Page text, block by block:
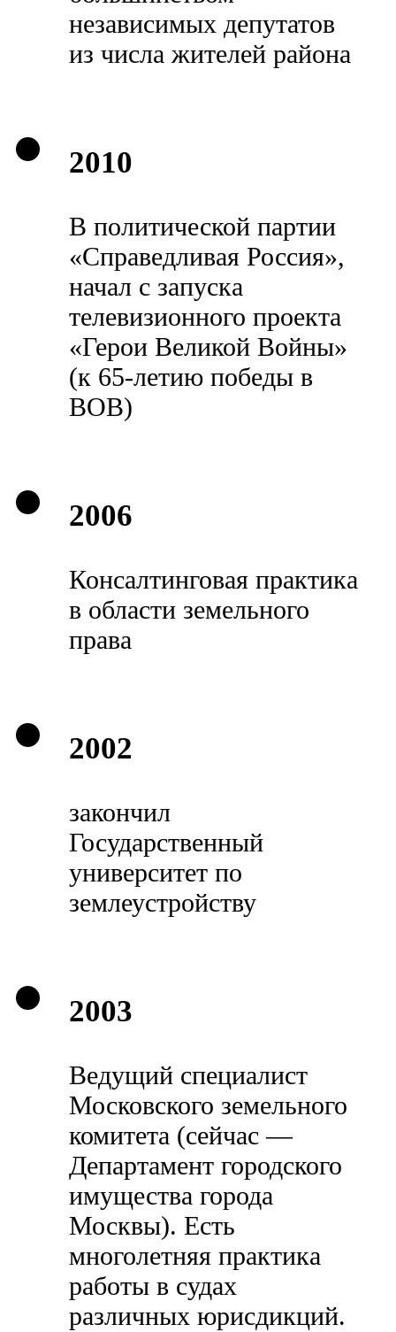
независимых депутатов
из числа жителей района
2010
В политической партии
«Справедливая Россия»,
начал с запуска
телевизионного проекта
«Герои Великой Войны»
(к 65-летию победы в
ВОВ)
2006
Консалтинговая практика
в области земельного
права
2002
закончил
Государственный
университет по
землеустройству
2003
Ведущий специалист
Московского земельного
комитета (сейчас —
Департамент городского
имущества города
Москвы). Есть
многолетняя практика
работы в судах
различных юрисдикций.